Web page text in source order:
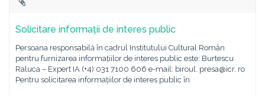
Solicitare informații de interes public
Persoana responsabilă în cadrul Institutului Cultural Român
pentru furnizarea informațiilor de interes public este: Burtescu
Raluca – Expert IA (+4) 031 7100 606 e-mail: biroul. presa@icr. ro
Pentru solicitarea informațiilor de interes public în